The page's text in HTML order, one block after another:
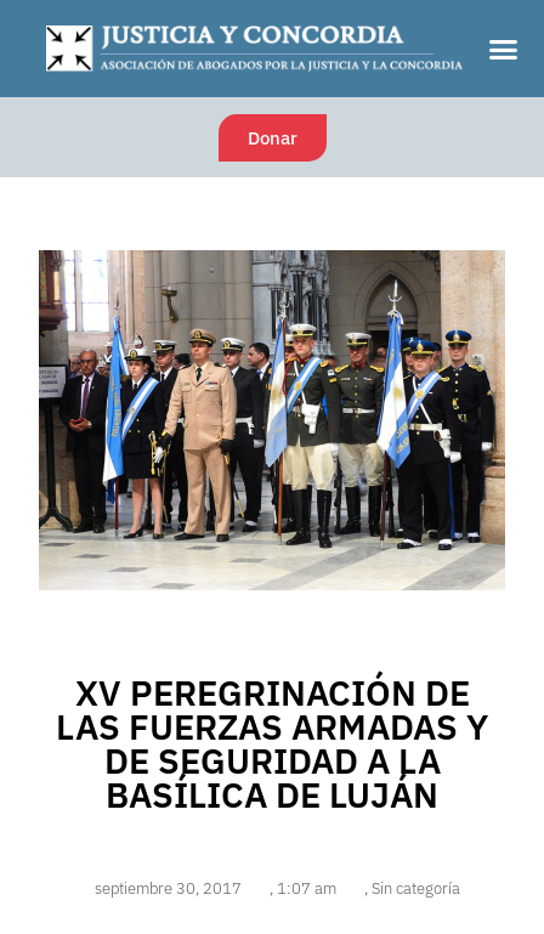
Donar
XV PEREGRINACIÓN DE
LAS FUERZAS ARMADAS Y
DE SEGURIDAD A LA
BASÍLICA DE LUJÁN
septiembre 30, 2017 , 1:07 am , Sin categoría